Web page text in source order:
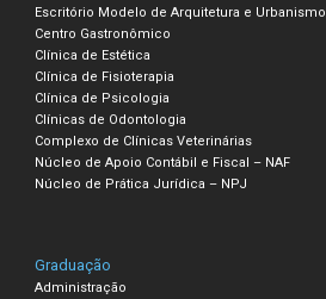
Escritório Modelo de Arquitetura e Urbanismo
Centro Gastronômico
Clínica de Estética
Clínica de Fisioterapia
Clínica de Psicologia
Clínicas de Odontologia
Complexo de Clínicas Veterinárias
Núcleo de Apoio Contábil e Fiscal – NAF
Núcleo de Prática Jurídica – NPJ
Graduação
Administração